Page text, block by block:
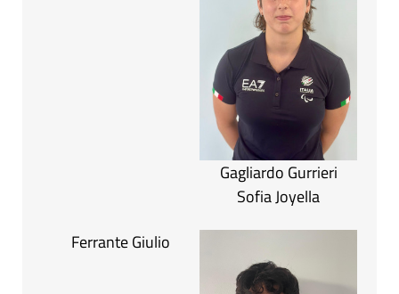
Gagliardo Gurrieri
Sofia Joyella
Ferrante Giulio